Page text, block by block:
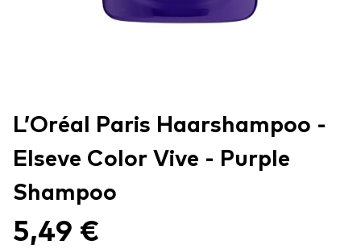
L’Oréal Paris Haarshampoo -
Elseve Color Vive - Purple
Shampoo
5,49 €